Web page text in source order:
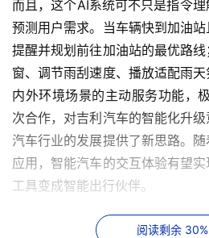
而且，这个AI系统可不只是指令理
预测用户需求。当车辆快到加油
提醒并规划前往加油站的最优路
窗、调节雨刮速度、播放适配雨
内外环境场景的主动服务功能，
次合作，对吉利汽车的智能化升
汽车行业的发展提供了新思路。
应用，智能汽车的交互体验有望
工具变成智能出行伙伴。
吉利汽车与DeepSeek的合作是汽
阅读剩余 30%